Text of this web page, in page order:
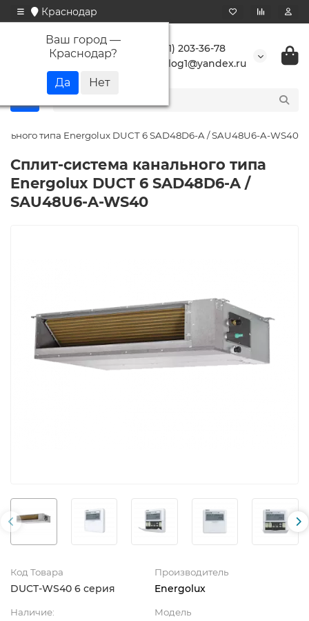
Краснодар
Ваш город —
Краснодар?
+7 (861) 203-36-78
buranlog1@yandex.ru
типа Energolux DUCT 6 SAD48D6-A / SAU48U6-A-WS40
Сплит-система канального типа
Energolux DUCT 6 SAD48D6-A /
SAU48U6-A-WS40
Код Товара
DUCT-WS40 6 серия
Производитель
Energolux
Наличие: Модель